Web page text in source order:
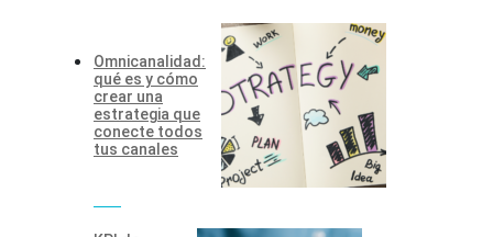
Omnicanalidad:
qué es y cómo
crear una
estrategia que
conecte todos
tus canales